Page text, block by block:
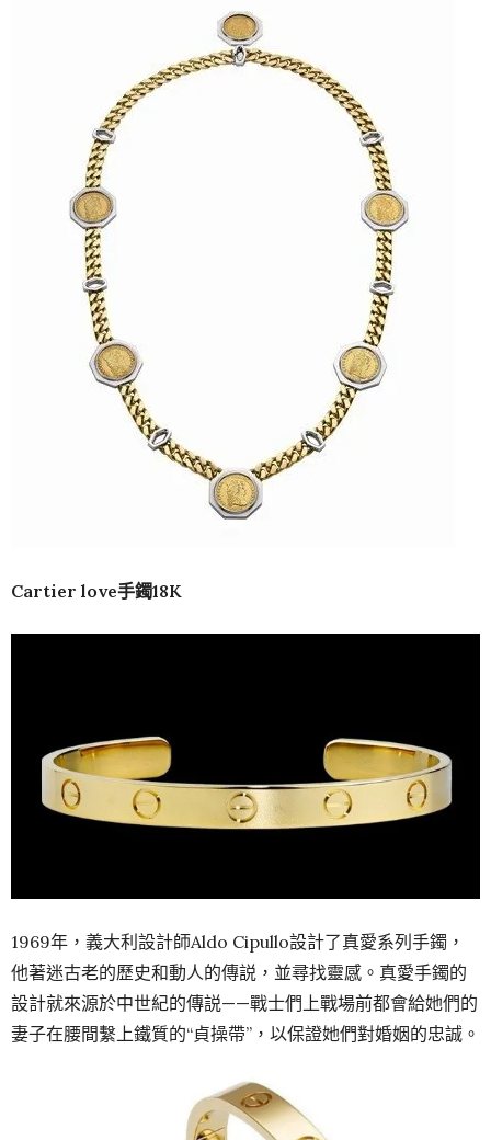
Cartier love手鐲18K
1969年，義大利設計師Aldo Cipullo設計了真愛系列手鐲，
他著迷古老的歷史和動人的傳説，並尋找靈感。真愛手鐲的
設計就來源於中世紀的傳説——戰士們上戰場前都會給她們的
妻子在腰間繫上鐵質的“貞操帶”，以保證她們對婚姻的忠誠。